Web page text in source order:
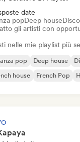
date
popDeep houseDisco
gli artisti con
nelle mie playlist più
pop Deep house
house French Pop